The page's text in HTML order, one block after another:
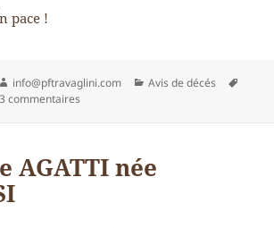
pace !
Auteur
info@pftravaglini.com Catégories
Avis de décés
3 commentaires
AGATTI née